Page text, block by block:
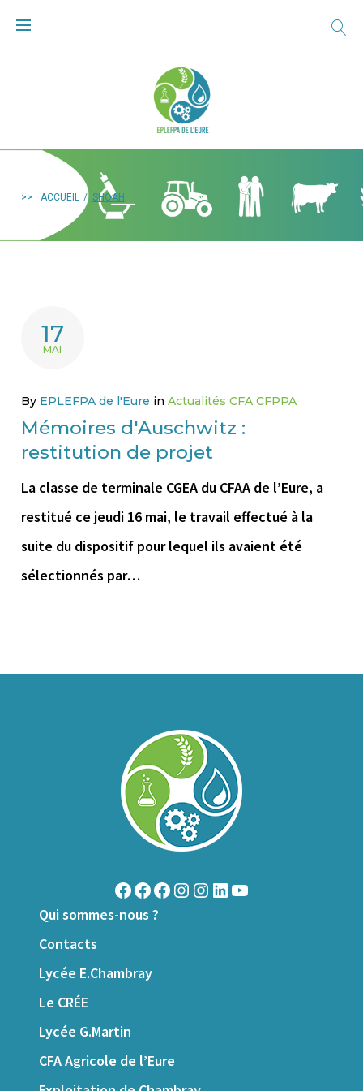
>> ACCUEIL / SHOAH
17
MAI
By EPLEFPA de l'Eure in Actualités CFA CFPPA
Mémoires d'Auschwitz :
restitution de projet
La classe de terminale CGEA du CFAA de l’Eure, a
restitué ce jeudi 16 mai, le travail effectué à la
suite du dispositif pour lequel ils avaient été
sélectionnés par…
Qui sommes-nous ?
Contacts
Lycée E.Chambray
Le CRÉE
Lycée G.Martin
CFA Agricole de l’Eure